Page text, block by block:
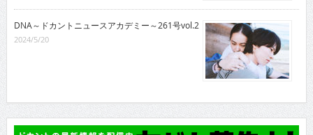
DNA～ドカントニュースアカデミー～261号vol.2
2024/5/20